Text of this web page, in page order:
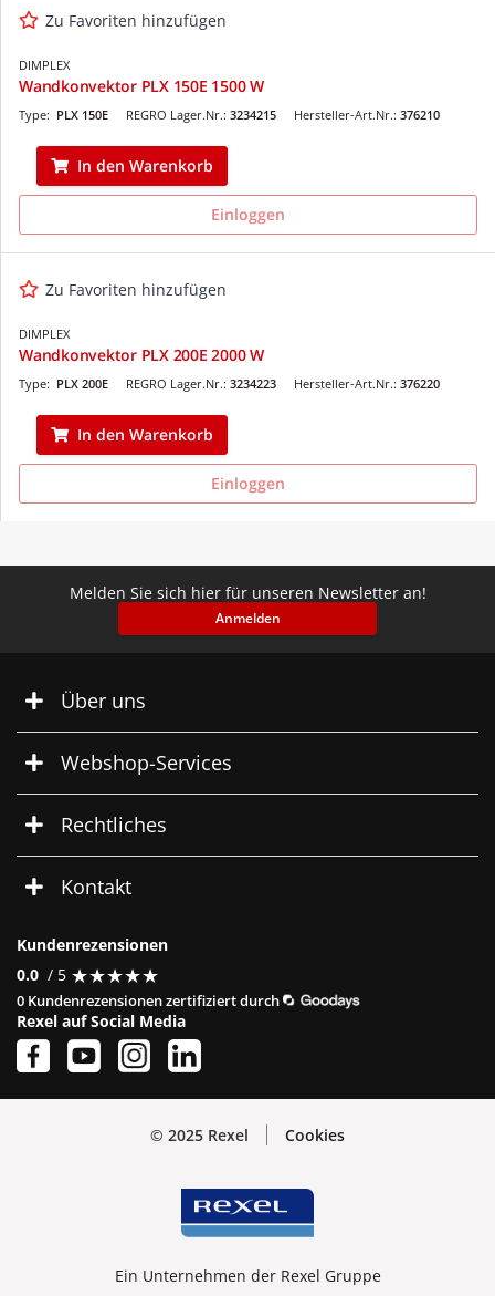
Zu Favoriten hinzufügen
DIMPLEX
Wandkonvektor PLX 150E 1500 W
REGRO Lager.Nr.: 3234215
Type: PLX 150E Hersteller-Art.Nr.: 376210
In den Warenkorb
Einloggen
Zu Favoriten hinzufügen
DIMPLEX
Wandkonvektor PLX 200E 2000 W
REGRO Lager.Nr.: 3234223
Type: PLX 200E Hersteller-Art.Nr.: 376220
In den Warenkorb
Einloggen
Melden Sie sich hier für unseren Newsletter an!
Anmelden
Über uns
Webshop-Services
Rechtliches
Kontakt
Kundenrezensionen
0.0 / 5 ★★★★★
★★★★★
0 Kundenrezensionen zertifiziert durch
Rexel auf Social Media
© 2025 Rexel Cookies
Ein Unternehmen der Rexel Gruppe